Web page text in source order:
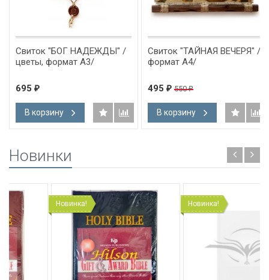
Свиток "БОГ НАДЕЖДЫ" /
цветы, формат А3/
695 ₽
В корзину
Свиток "ТАЙНАЯ ВЕЧЕРЯ" /
формат А4/
495 ₽ 550₽
В корзину
Новинки
Новинка! Новинка!